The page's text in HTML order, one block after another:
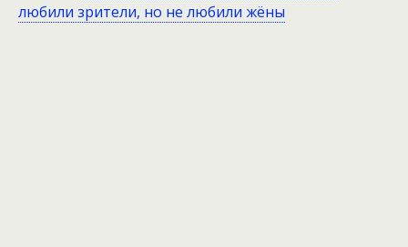
любили зрители, но не любили жёны